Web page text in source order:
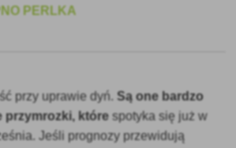
przy uprawie dyń.Są one bardzo
przymrozki, które spotyka się już w
Jeśli prognozy przewidują